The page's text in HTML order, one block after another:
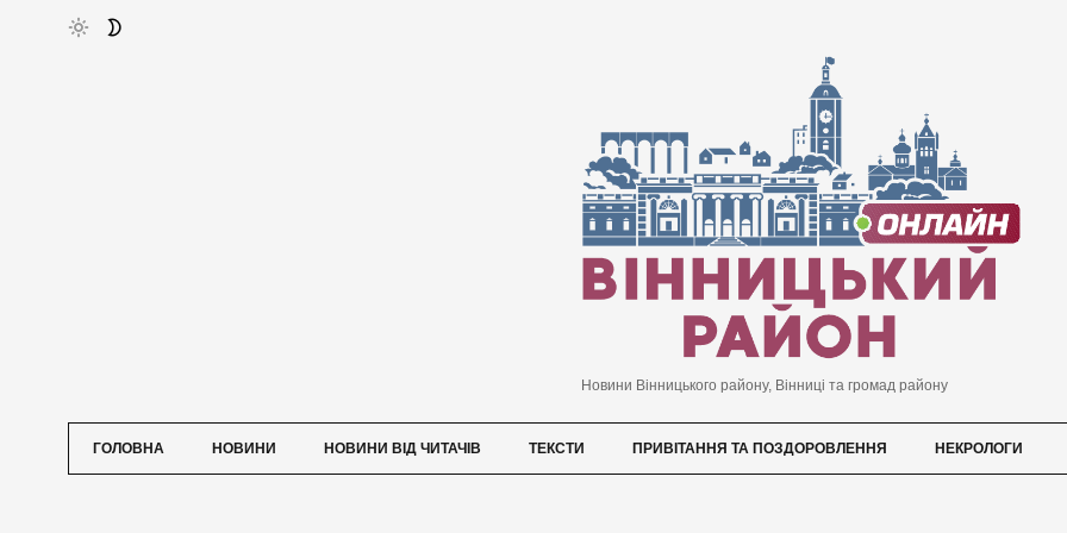
Новини Вінницького району, Вінниці та громад району
ГОЛОВНА НОВИНИ НОВИНИ ВІД ЧИТАЧІВ ТЕКСТИ ПРИВІТАННЯ ТА ПОЗДОРОВЛЕННЯ НЕКРОЛОГИ